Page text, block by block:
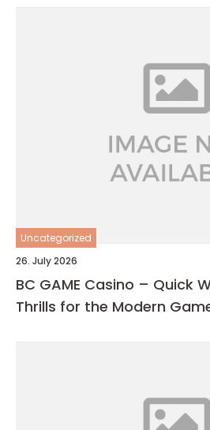
Uncategorized
26. July 2026
BC GAME Casino – Quick
Thrills for the Modern